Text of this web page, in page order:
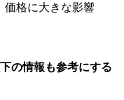
価格に大きな影響
の情報も参考にする